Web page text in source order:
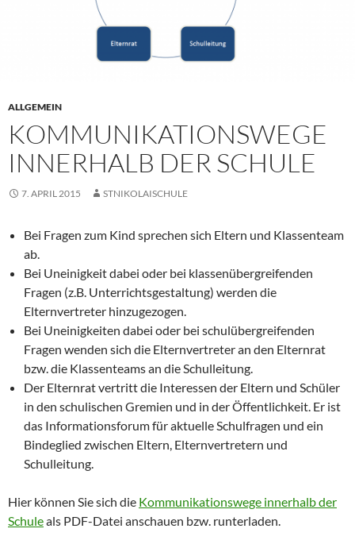
ALLGEMEIN
KOMMUNIKATIONSWEGE
INNERHALB DER SCHULE
7. APRIL 2015 STNIKOLAISCHULE
Bei Fragen zum Kind sprechen sich Eltern und Klassenteam
ab.
Bei Uneinigkeit dabei oder bei klassenübergreifenden
Fragen (z.B. Unterrichtsgestaltung) werden die
Elternvertreter hinzugezogen.
Bei Uneinigkeiten dabei oder bei schulübergreifenden
Fragen wenden sich die Elternvertreter an den Elternrat
bzw. die Klassenteams an die Schulleitung.
Der Elternrat vertritt die Interessen der Eltern und Schüler
in den schulischen Gremien und in der Öffentlichkeit. Er ist
das Informationsforum für aktuelle Schulfragen und ein
Bindeglied zwischen Eltern, Elternvertretern und
Schulleitung.
Hier können Sie sich die Kommunikationswege innerhalb der
Schuleals PDF-Datei anschauen bzw. runterladen.